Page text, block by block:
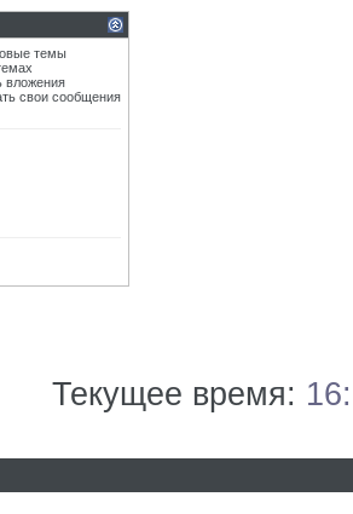
темы
вложения
свои сообщения
Текущее время: